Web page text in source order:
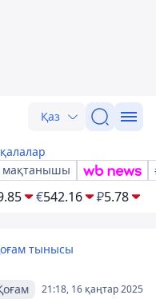
Қаз
мақтанышы
€542.16 ₽5.78
тынысы
21:18, 16 қаңтар 2025